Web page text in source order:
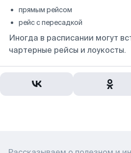
прямым рейсом
рейс с пересадкой
Иногда в расписании могут
чартерные рейсы и лоукосты.